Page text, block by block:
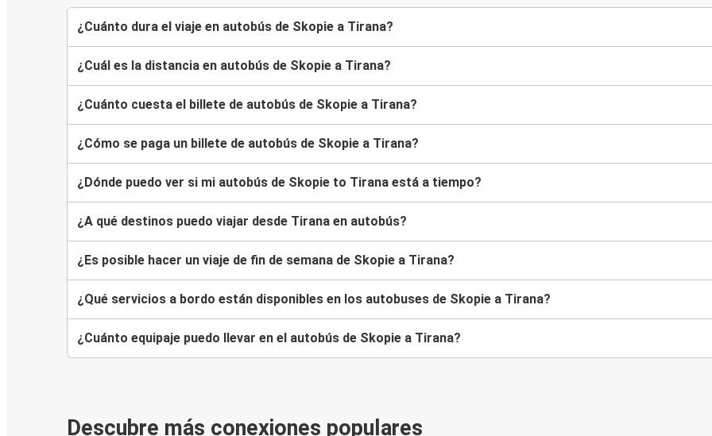
¿Cuánto dura el viaje en autobús de Skopie a Tirana?
¿Cuál es la distancia en autobús de Skopie a Tirana?
¿Cuánto cuesta el billete de autobús de Skopie a Tirana?
¿Cómo se paga un billete de autobús de Skopie a Tirana?
¿Dónde puedo ver si mi autobús de Skopie to Tirana está a tiempo?
¿A qué destinos puedo viajar desde Tirana en autobús?
¿Es posible hacer un viaje de fin de semana de Skopie a Tirana?
¿Qué servicios a bordo están disponibles en los autobuses de Skopie a Tirana?
¿Cuánto equipaje puedo llevar en el autobús de Skopie a Tirana?
Descubre más conexiones populares